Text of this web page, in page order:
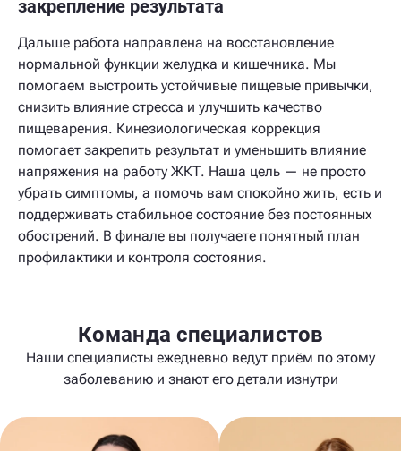
закрепление результата
Дальше работа направлена на восстановление
нормальной функции желудка и кишечника. Мы
помогаем выстроить устойчивые пищевые привычки,
снизить влияние стресса и улучшить качество
пищеварения. Кинезиологическая коррекция
помогает закрепить результат и уменьшить влияние
напряжения на работу ЖКТ. Наша цель — не просто
убрать симптомы, а помочь вам спокойно жить, есть и
поддерживать стабильное состояние без постоянных
обострений. В финале вы получаете понятный план
профилактики и контроля состояния.
Команда специалистов
Наши специалисты ежедневно ведут приём по этому
заболеванию и знают его детали изнутри